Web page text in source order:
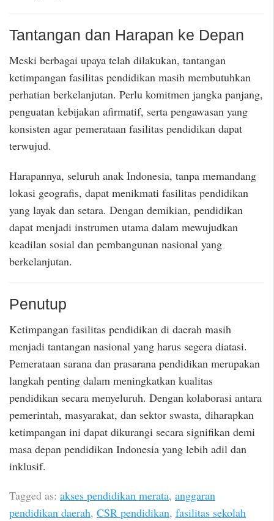
Tantangan dan Harapan ke Depan
Meski berbagai upaya telah dilakukan, tantangan
ketimpangan fasilitas pendidikan masih membutuhkan
perhatian berkelanjutan. Perlu komitmen jangka panjang,
penguatan kebijakan afirmatif, serta pengawasan yang
konsisten agar pemerataan fasilitas pendidikan dapat
terwujud.
Harapannya, seluruh anak Indonesia, tanpa memandang
lokasi geografis, dapat menikmati fasilitas pendidikan
yang layak dan setara. Dengan demikian, pendidikan
dapat menjadi instrumen utama dalam mewujudkan
keadilan sosial dan pembangunan nasional yang
berkelanjutan.
Penutup
Ketimpangan fasilitas pendidikan di daerah masih
menjadi tantangan nasional yang harus segera diatasi.
Pemerataan sarana dan prasarana pendidikan merupakan
langkah penting dalam meningkatkan kualitas
pendidikan secara menyeluruh. Dengan kolaborasi antara
pemerintah, masyarakat, dan sektor swasta, diharapkan
ketimpangan ini dapat dikurangi secara signifikan demi
masa depan pendidikan Indonesia yang lebih adil dan
inklusif.
Tagged as: akses pendidikan merata, anggaran
pendidikan daerah, CSR pendidikan, fasilitas sekolah